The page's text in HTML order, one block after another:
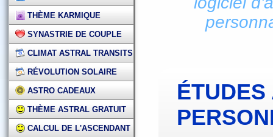
THÈME KARMIQUE
SYNASTRIE DE COUPLE
CLIMAT ASTRAL TRANSITS
RÉVOLUTION SOLAIRE
ASTRO CADEAUX
THÈME ASTRAL GRATUIT
CALCUL DE L'ASCENDANT